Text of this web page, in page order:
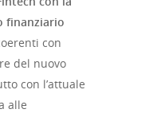
finanziario
con
del nuovo
con l’attuale
alle